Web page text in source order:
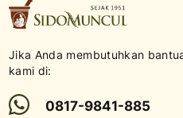
Jika Anda membutuhkan
kami di:
0817-9841-885